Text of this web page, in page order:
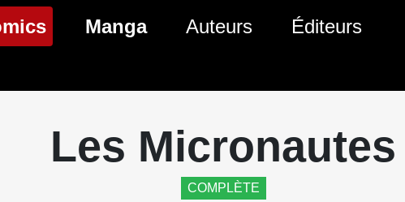
(page courante)
Comics
Manga
Genres Manga
Auteurs Éditeurs
Les Micronautes
COMPLÈTE